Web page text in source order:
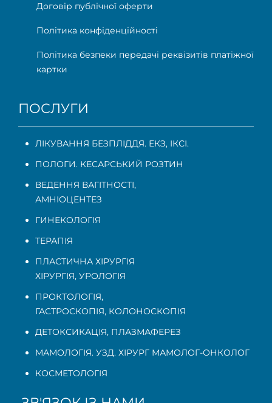
Договір публічної оферти
Політика конфіденційності
Політика безпеки передачі реквізитів платіжної
картки
ПОСЛУГИ
ЛІКУВАННЯ БЕЗПЛІДДЯ. ЕКЗ, ІКСІ.
ПОЛОГИ. КЕСАРСЬКИЙ РОЗТИН
ВЕДЕННЯ ВАГІТНОСТІ,
АМНІОЦЕНТЕЗ
ГИНЕКОЛОГІЯ
ТЕРАПІЯ
ПЛАСТИЧНА ХІРУРГІЯ
ХІРУРГІЯ, УРОЛОГІЯ
ПРОКТОЛОГІЯ,
ГАСТРОСКОПІЯ, КОЛОНОСКОПІЯ
ДЕТОКСИКАЦІЯ, ПЛАЗМАФЕРЕЗ
МАМОЛОГІЯ. УЗД. ХІРУРГ МАМОЛОГ-ОНКОЛОГ
КОСМЕТОЛОГІЯ